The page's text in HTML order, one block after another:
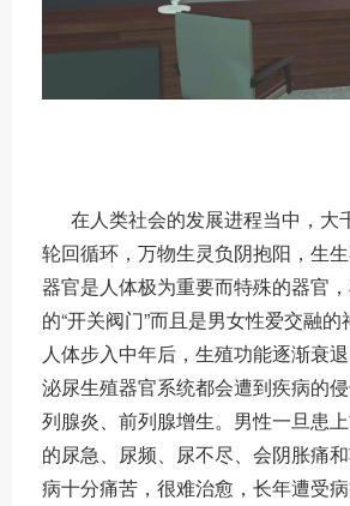
在人类社会的发展进程当中，大
轮回循环，万物生灵负阴抱阳，生
器官是人体极为重要而特殊的器官
的“开关阀门”而且是男女性爱交融
人体步入中年后，生殖功能逐渐衰
泌尿生殖器官系统都会遭到疾病的
列腺炎、前列腺增生。男性一旦患
的尿急、尿频、尿不尽、会阴胀痛
病十分痛苦，很难治愈，长年遭受